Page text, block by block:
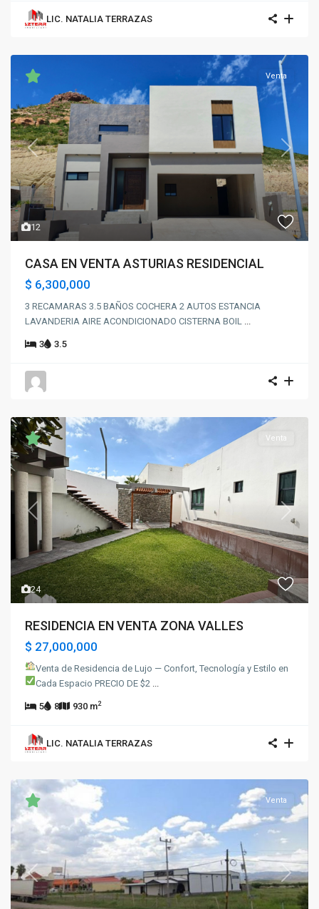
LIC. NATALIA TERRAZAS
12
Previous Next
Venta
CASA EN VENTA ASTURIAS RESIDENCIAL
$ 6,300,000
3 RECAMARAS 3.5 BAÑOS COCHERA 2 AUTOS ESTANCIA
LAVANDERIA AIRE ACONDICIONADO CISTERNA BOIL
3 3.5
24
Previous Next
Venta
RESIDENCIA EN VENTA ZONA VALLES
$ 27,000,000
Venta de Residencia de Lujo — Confort, Tecnología y Estilo en
Cada Espacio PRECIO DE $2 ...
5 8 930 m2
LIC. NATALIA TERRAZAS
Previous Next
Venta